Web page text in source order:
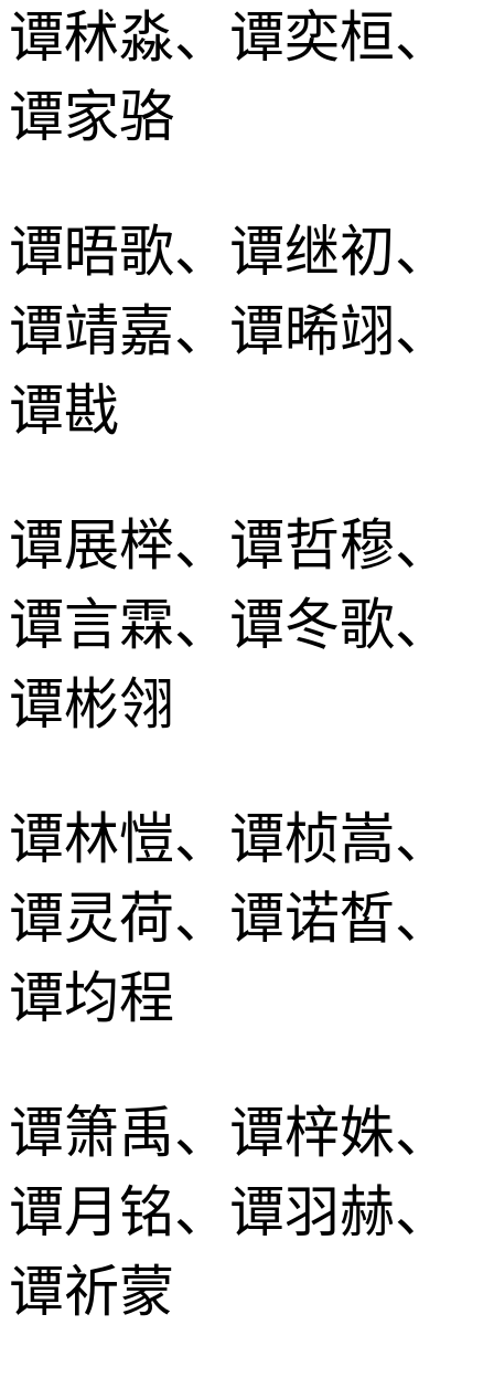
谭秫淼、谭奕桓、
谭家骆
谭晤歌、谭继初、
谭靖嘉、谭晞翊、
谭戡
谭展榉、谭哲穆、
谭言霖、谭冬歌、
谭彬翎
谭林愷、谭桢嵩、
谭灵荷、谭诺皙、
谭均程
谭箫禹、谭梓姝、
谭月铭、谭羽赫、
谭祈蒙